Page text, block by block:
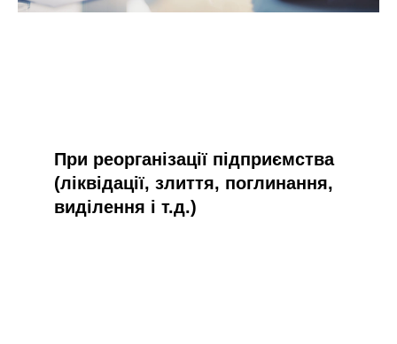
При реорганізації підприємства
(ліквідації, злиття, поглинання,
виділення і т.д.)